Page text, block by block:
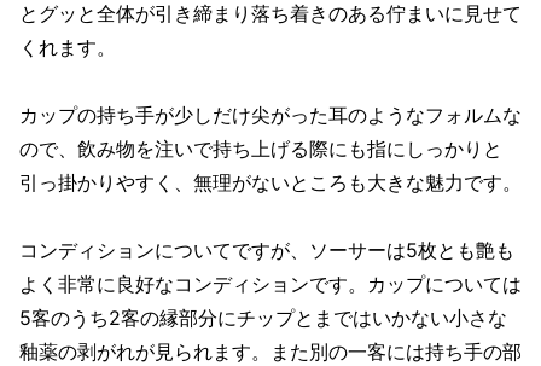
とグッと全体が引き締まり落ち着きのある佇まいに見せて
くれます。
カップの持ち手が少しだけ尖がった耳のようなフォルムな
ので、飲み物を注いで持ち上げる際にも指にしっかりと
引っ掛かりやすく、無理がないところも大きな魅力です。
コンディションについてですが、ソーサーは5枚とも艶も
よく非常に良好なコンディションです。カップについては
5客のうち2客の縁部分にチップとまではいかない小さな
釉薬の剥がれが見られます。また別の一客には持ち手の部